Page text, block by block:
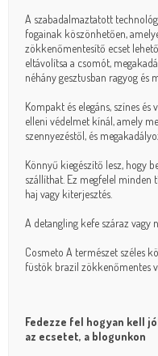
A szabadalmaztatott
fogainak köszönhetően,
zökkenőmentesítő ecset
eltávolítsa a csomót,
néhány gesztusban ragyog és
Kompakt és elegáns, színes
elleni védelmet kínál, amely
szennyezéstől, és
Könnyű kiegészítő lesz, hogy
szállíthat. Ez megfelel minden
haj vagy kiterjesztés.
A detangling kefe száraz vagy
Cosmeto A természet széles
füstök brazil zökkenőmentes
Fedezze fel hogyan kell
az ecsetet, a blogunkon